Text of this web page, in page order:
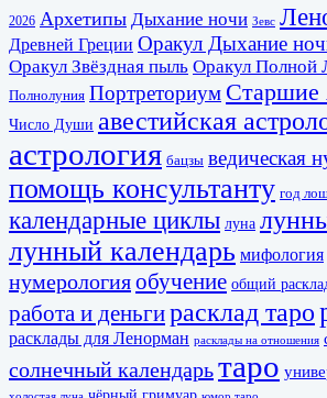
2026 Архетипы Дыхание ночи Зевс
Древней Греции Оракул Дыхание
Оракул Звёздная пыль Оракул Полной
Полнолуния Портреториум Старшие
Число Души авестийская
астрология бацзы ведическая
помощь консультанту год
календарные циклы луна
лунный календарь мифология
нумерологияобучение общий
работа и деньгирасклад таро
расклады для Ленорман расклады на отношения
солнечный календарьтаро